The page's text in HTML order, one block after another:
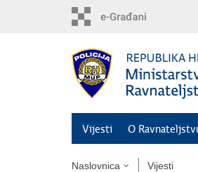
Vijesti O
Naslovnica Vijesti